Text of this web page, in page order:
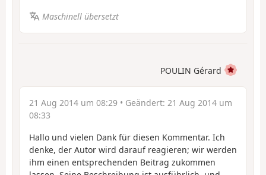
Maschinell übersetzt
POULIN Gérard
21 Aug 2014 um 08:29 • Geändert: 21 Aug 2014 um
08:33
Hallo und vielen Dank für diesen Kommentar. Ich
denke, der Autor wird darauf reagieren; wir werden
ihm einen entsprechenden Beitrag zukommen